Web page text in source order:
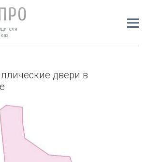
двери в